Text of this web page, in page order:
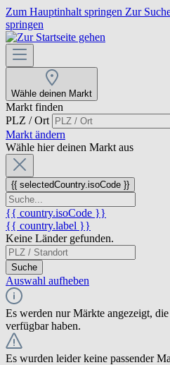
Zum Hauptinhalt springen Zur
springen
Wähle deinen Markt
Markt finden
PLZ / Ort
Markt ändern
Wähle hier deinen Markt aus
{{ selectedCountry.isoCode }}
{{ country.isoCode }}
{{ country.label }}
Keine Länder gefunden.
Suche
Auswahl aufheben
Es werden nur Märkte angezeigt,
verfügbar haben.
Es wurden leider keine passender